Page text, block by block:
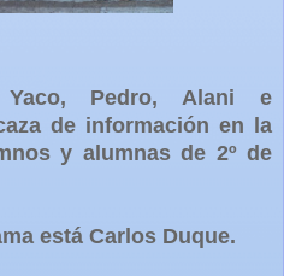
Yaco, Pedro, Alani e
de información en la
y alumnas de 2º de
está Carlos Duque.